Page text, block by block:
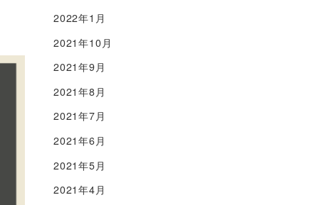
2022年1月
2021年10月
2021年9月
2021年8月
2021年7月
2021年6月
2021年5月
2021年4月